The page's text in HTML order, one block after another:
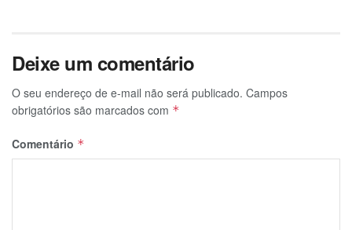
Deixe um comentário
O seu endereço de e-mail não será publicado. Campos
obrigatórios são marcados com *
Comentário *